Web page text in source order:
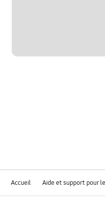
Accueil Aide et support pour